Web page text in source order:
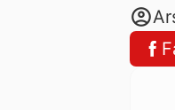
account_circle